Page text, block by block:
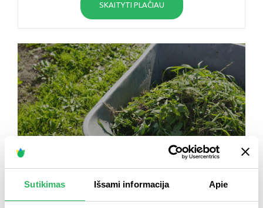
Sutikimas Išsami informacija Apie
SKAITYTI PLAČIAU